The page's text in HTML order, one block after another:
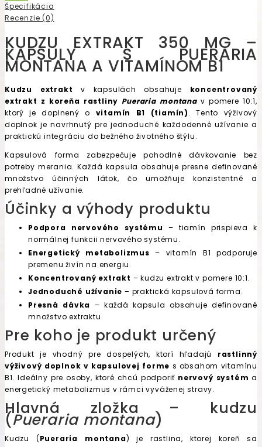
Špecifikácia
Recenzie (0)
KUDZU EXTRAKT 350 MG –
KAPSULY S PUERARIA
MONTANA A VITAMÍNOM B1
Kudzu extrakt v kapsulách obsahuje koncentrovaný
extrakt z koreňa rastlinyPueraria montanav pomere 10:1,
ktorý je doplnený o vitamín B1 (tiamín). Tento výživový
doplnok je navrhnutý pre jednoduché každodenné užívanie a
praktickú integráciu do bežného životného štýlu.
Kapsulová forma zabezpečuje pohodlné dávkovanie bez
potreby merania. Každá kapsula obsahuje presne definované
množstvo účinných látok, čo umožňuje konzistentné a
prehľadné užívanie.
Účinky a výhody produktu
Podpora nervového systému
– tiamín prispieva k
normálnej funkcii nervového systému.
Energetický metabolizmus – vitamín B1 podporuje
premenu živín na energiu.
Koncentrovaný extrakt – kudzu extrakt v pomere 10:1.
Jednoduché užívanie – praktická kapsulová forma.
Presná dávka – každá kapsula obsahuje definované
množstvo extraktu.
Pre koho je produkt určený
Produkt je vhodný pre dospelých, ktorí hľadajú rastlinný
výživový doplnok v kapsulovej forme s obsahom vitamínu
B1. Ideálny pre osoby, ktoré chcú podporiť nervový systém a
energetický metabolizmus v rámci vyváženej stravy.
Hlavná zložka – kudzu
(Pueraria montana)
Kudzu (Pueraria montana) je rastlina, ktorej koreň sa